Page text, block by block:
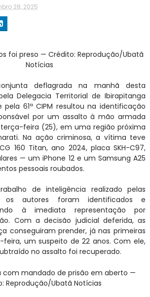
28, 2025
foi preso — Crédito: Reprodução/Ubatã
Notícias
deflagrada na manhã desta
Delegacia Territorial de Ibirapitanga
61ª CIPM resultou na identificação
por um assalto à mão armada
feira (25), em uma região próxima
Na ação criminosa, a vítima teve
160 Titan, ano 2024, placa SKH-C97,
— um iPhone 12 e um Samsung A25
pessoais roubados.
de inteligência realizado pelas
os autores foram identificados e
à imediata representação por
Com a decisão judicial deferida, as
conseguiram prender, já nas primeiras
um suspeito de 22 anos. Com ele,
no assalto foi recuperado.
com mandado de prisão em aberto —
Reprodução/Ubatã Notícias